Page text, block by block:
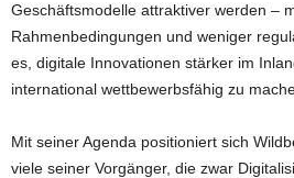
Geschäftsmodelle attraktiver werden –
Rahmenbedingungen und weniger
es, digitale Innovationen stärker im
international wettbewerbsfähig zu
Mit seiner Agenda positioniert sich
viele seiner Vorgänger, die zwar